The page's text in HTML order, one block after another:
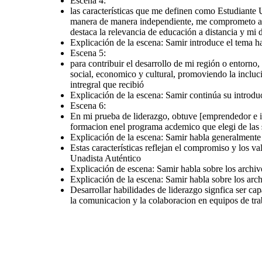
Explicación de escena: Samir habla sobre los archivos de gestión Explicación de la escena: Samir habla sobre los
motivar y guiar a
fomentando la toma de
efectivas y la
conflictos. tambien
promover la
colaboracion en
trabajo, impulsando la
y generando un
en mi entorno
profesional
desarrollo de mi región o
conocimientos adquiridos
en la UNAD para abordar
que fomenten el progreso
cultural, promoviendo la
sostenibilidad.
colaboraria con la
comunidad, identificando
necesidades y
proponiendo soluciones
intregral que recibió
y artistico (15) social comunitario ( 12)
investigador (15) ].considero que este
liderazgo puede aportar a mi formacion
enel programa acdemico que elegi de
las siguientes maneras
Escena 6:
Explicación de la escena: Samir continúa su introducción hablando de los
documentos de archivo
las características que me definen como
manera de manera independiente, me
destaca la relevancia de educación a distancia y
Explicación de la escena: Samir introduce el tema
Escena 5:
para contribuir el desarrollo de mi región o
social, economico y cultural, promoviendo la
intregral que recibió
Explicación de la escena: Samir continúa su
Escena 6:
En mi prueba de liderazgo, obtuve [emprendedor
formacion enel programa acdemico que elegi de las
Explicación de la escena: Samir habla
Estas características reflejan el compromiso y los
Unadista Auténtico
Explicación de escena: Samir habla sobre los
Explicación de la escena: Samir habla sobre los
Desarrollar habilidades de liderazgo signfica ser
la comunicacion y la colaboracion en equipos de